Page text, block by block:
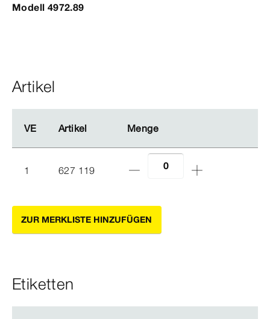
Modell 4972.89
Artikel
VE Artikel Menge
VE Artikel Menge
1 627 119
ZUR MERKLISTE HINZUFÜGEN
Etiketten